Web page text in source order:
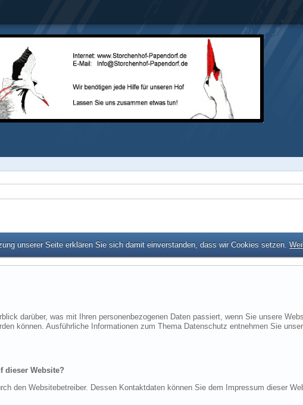
unserer Seite erklären Sie sich damit einverstanden, dass wir Cookies setzen.
darüber, was mit Ihren personenbezogenen Daten passiert, wenn Sie unsere
können. Ausführliche Informationen zum Thema Datenschutz entnehmen Sie
dieser Website?
den Websitebetreiber. Dessen Kontaktdaten können Sie dem Impressum dieser